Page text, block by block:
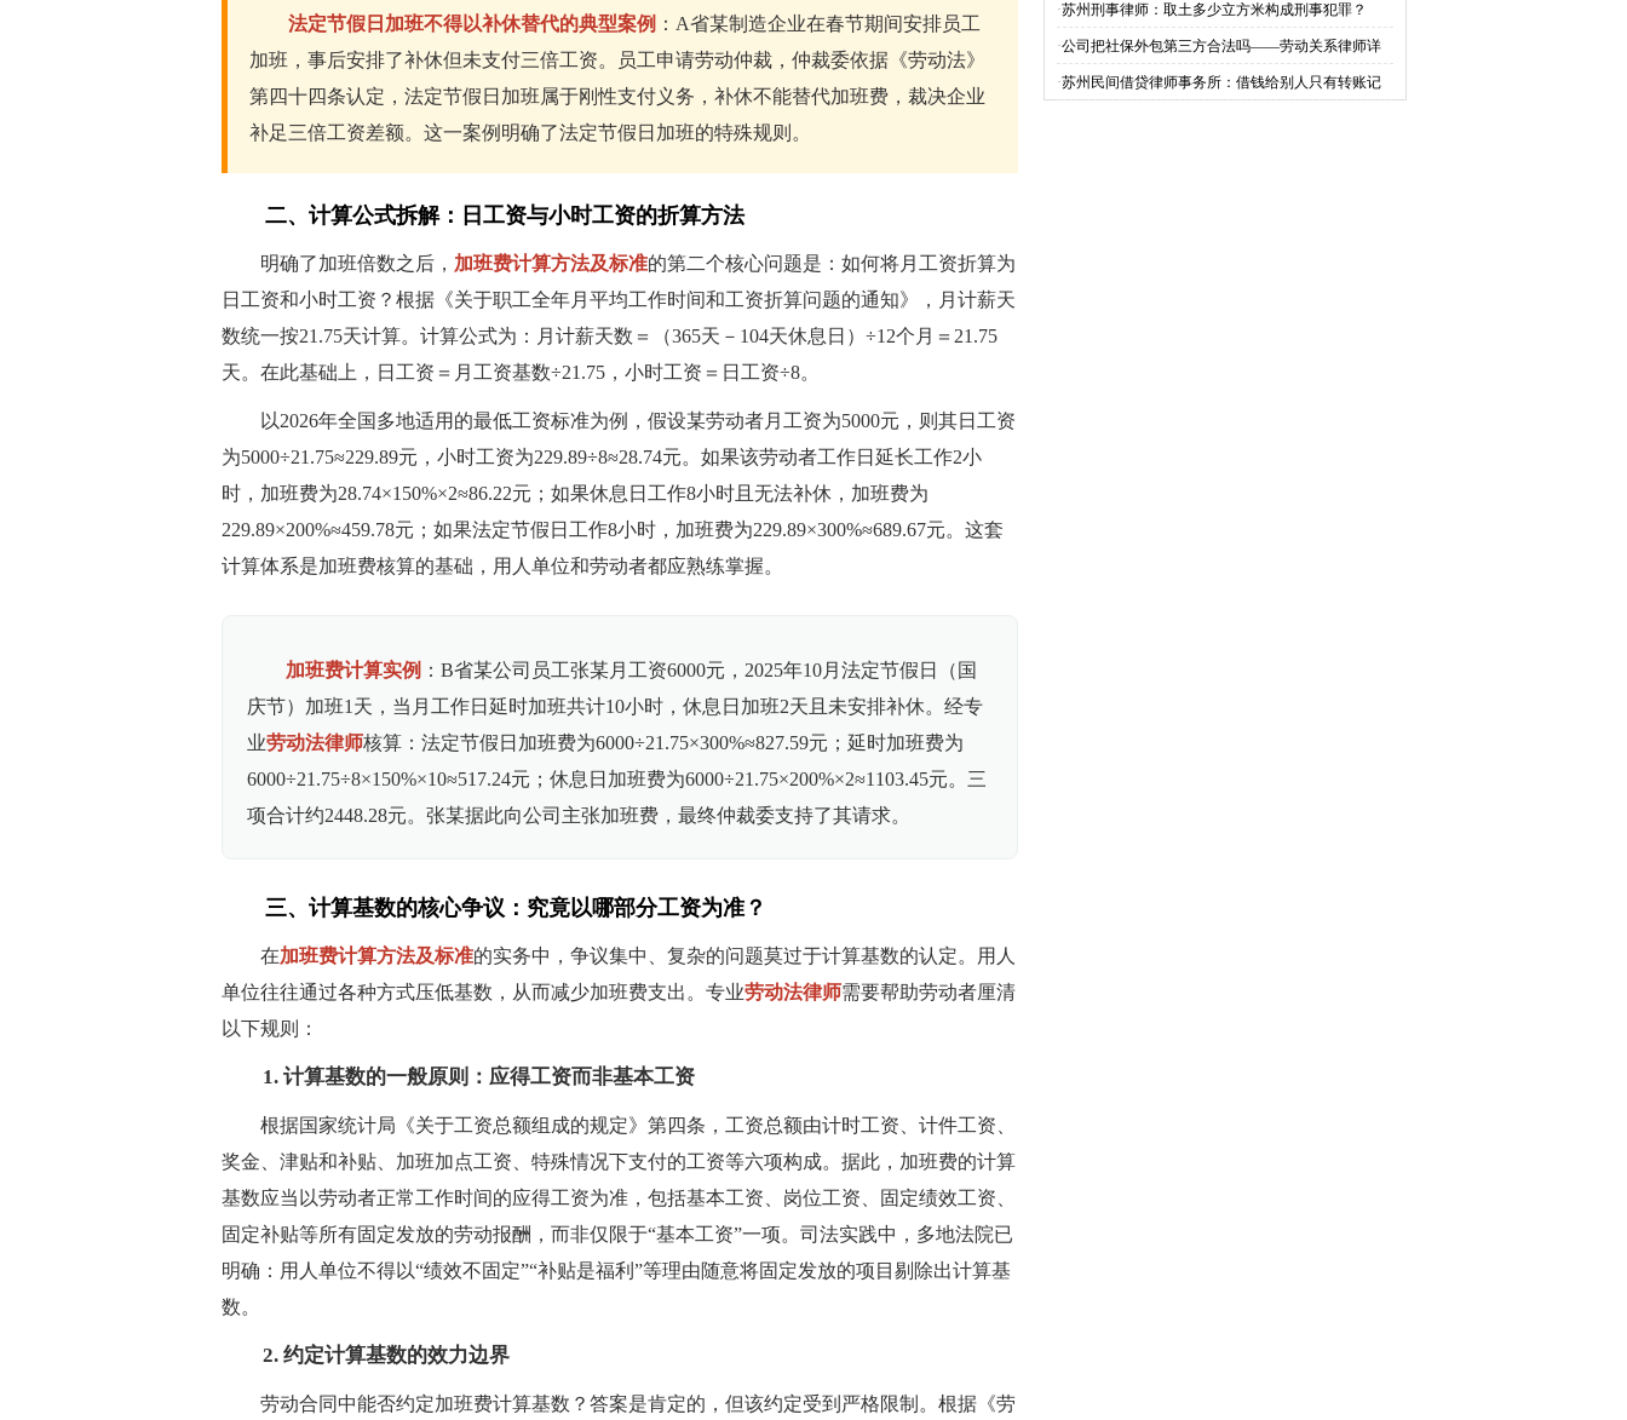
法定节假日加班不得以补休替代的典型案例 ：A省某制造企业在春节期间安排员工
加班，事后安排了补休但未支付三倍工资。员工申请劳动仲裁，仲裁委依据《劳动法》
第四十四条认定，法定节假日加班属于刚性支付义务，补休不能替代加班费，裁决企业
补足三倍工资差额。这一案例明确了法定节假日加班的特殊规则。
二、计算公式拆解：日工资与小时工资的折算方法
明确了加班倍数之后， 加班费计算方法及标准的第二个核心问题是：如何将月工资折算为
日工资和小时工资？根据《关于职工全年月平均工作时间和工资折算问题的通知》，月计薪天
数统一按21.75天计算。计算公式为：月计薪天数＝（365天－104天休息日）÷12个月＝21.75
天。在此基础上，日工资＝月工资基数÷21.75，小时工资＝日工资÷8。
以2026年全国多地适用的最低工资标准为例，假设某劳动者月工资为5000元，则其日工资
为5000÷21.75≈229.89元，小时工资为229.89÷8≈28.74元。如果该劳动者工作日延长工作2小
时，加班费为28.74×150%×2≈86.22元；如果休息日工作8小时且无法补休，加班费为
229.89×200%≈459.78元；如果法定节假日工作8小时，加班费为229.89×300%≈689.67元。这套
计算体系是加班费核算的基础，用人单位和劳动者都应熟练掌握。
加班费计算实例 ：B省某公司员工张某月工资6000元，2025年10月法定节假日（国
庆节）加班1天，当月工作日延时加班共计10小时，休息日加班2天且未安排补休。经专
业劳动法律师核算：法定节假日加班费为6000÷21.75×300%≈827.59元；延时加班费为
6000÷21.75÷8×150%×10≈517.24元；休息日加班费为6000÷21.75×200%×2≈1103.45元。三
项合计约2448.28元。张某据此向公司主张加班费，最终仲裁委支持了其请求。
三、计算基数的核心争议：究竟以哪部分工资为准？
在加班费计算方法及标准的实务中，争议集中、复杂的问题莫过于计算基数的认定。用人
单位往往通过各种方式压低基数，从而减少加班费支出。专业劳动法律师需要帮助劳动者厘清
以下规则：
1. 计算基数的一般原则：应得工资而非基本工资
根据国家统计局《关于工资总额组成的规定》第四条，工资总额由计时工资、计件工资、
奖金、津贴和补贴、加班加点工资、特殊情况下支付的工资等六项构成。据此，加班费的计算
基数应当以劳动者正常工作时间的应得工资为准，包括基本工资、岗位工资、固定绩效工资、
固定补贴等所有固定发放的劳动报酬，而非仅限于“基本工资”一项。司法实践中，多地法院已
明确：用人单位不得以“绩效不固定”“补贴是福利”等理由随意将固定发放的项目剔除出计算基
数。
2. 约定计算基数的效力边界
劳动合同中能否约定加班费计算基数？答案是肯定的，但该约定受到严格限制。根据《劳
·苏州刑事律师：取土多少立方米构成刑事犯罪？
·公司把社保外包第三方合法吗——劳动关系律师详
·苏州民间借贷律师事务所：借钱给别人只有转账记